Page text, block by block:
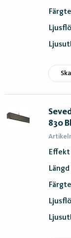
830
Effekt
Längd